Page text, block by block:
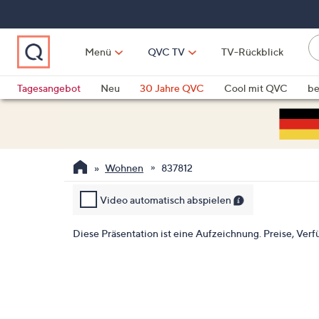
springen
Menü QVC TV TV-Rückblick
Tagesangebot
Neu 30 Jahre QVC Cool mit QVC
Wohnen 837812
Video automatisch abspielen
Diese Präsentation ist eine Aufzeichnung. Preise,